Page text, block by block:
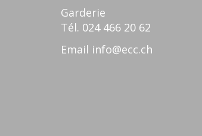
Garderie
Tél. 024 466 20 62
Email info@ecc.ch